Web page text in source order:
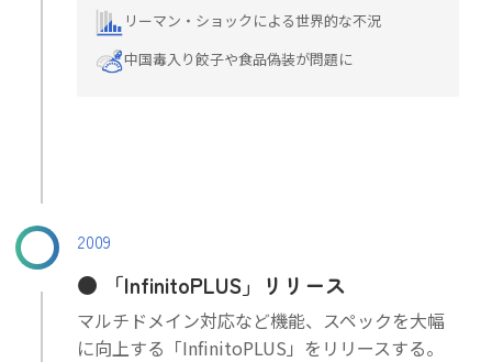
リーマン・ショックによる世界的な不況
中国毒入り餃子や食品偽装が問題に
2009
「InfinitoPLUS」リリース
マルチドメイン対応など機能、スペックを大幅
に向上する「InfinitoPLUS」をリリースする。